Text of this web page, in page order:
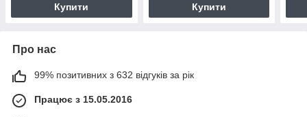
Купити Купити
Про нас
99% позитивних з 632 відгуків за рік
Працює з 15.05.2016